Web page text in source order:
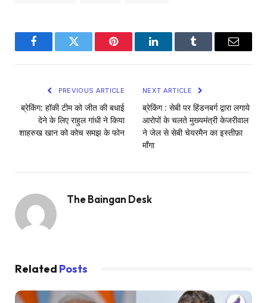
FacebookTwitter Pinterest LinkedInTumblr Email
PREVIOUS ARTICLE
ब्रेकिंग: हॉकी टीम को जीत की बधाई
देने के लिए राहुल गांधी ने किया
शाहरुख खान को कोच समझ के फोन
NEXT ARTICLE
ब्रेकिंग : सेबी पर हिंडनबर्ग द्वारा लगाये
आरोपों के चलते मुख्यमंत्री केजरीवाल
ने जेल से सेबी चेयरमैन का इस्तीफ़ा
माँगा
The Baingan Desk
Related Posts